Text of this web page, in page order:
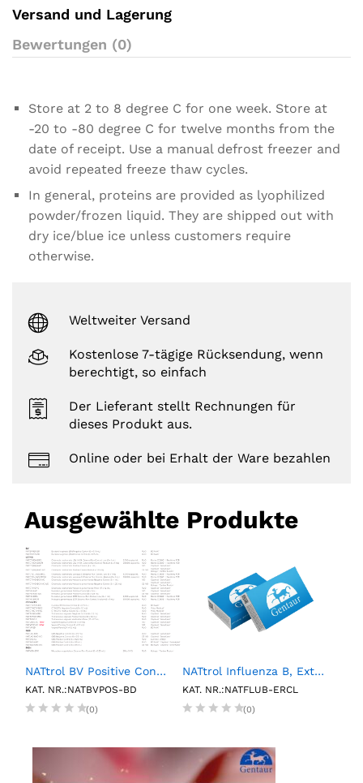
a
t
g
Versand und Lagerung
Bewertungen (0)
Store at 2 to 8 degree C for one week. Store at
-20 to -80 degree C for twelve months from the
date of receipt. Use a manual defrost freezer and
avoid repeated freeze thaw cycles.
In general, proteins are provided as lyophilized
powder/frozen liquid. They are shipped out with
dry ice/blue ice unless customers require
otherwise.
Weltweiter Versand
Kostenlose 7-tägige Rücksendung, wenn
berechtigt, so einfach
Der Lieferant stellt Rechnungen für
dieses Produkt aus.
Online oder bei Erhalt der Ware bezahlen
Ausgewählte Produkte
NATtrol BV Positive Control (6 X 0.15mL)
KAT. NR.:NATBVPOS-BD
(0)
NATtrol Influenza B, External Run Control, Low (6 X 1 mL)
KAT. NR.:NATFLUB-ERCL
(0)